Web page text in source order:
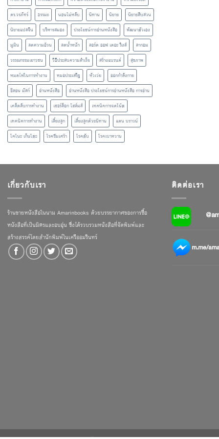
ดร.วรภัทร์
ธรรมะ นอนไม่หลับ นิทาน นิยาย
นิยายสืบสวน
นิยายแปลจีน
บริหารสมอง ประโยชน์การอ่านหนังสือ
พัฒนาตัวเอง
มูมิน
ลดความอ้วน ลดน้ำหนัก ลอร์ด ออฟ เดอะ ริงส์
ลากอม
วรรณกรรมเยาวชน
วิธีประสบความสำเร็จ สร้างแบรนด์
สุขภาพ
หมดไฟในการทำงาน
หมอประเสริฐ หัวเว่ย
ออกกำลังกาย
อีลอน มัสก์
อ่านหนังสือ
อ่านหนังสือ ประโยชน์การอ่านหนังสือ การอ่าน
เคล็ดลับการทำงาน
เชอร์ล็อก โฮล์มส์
เทคนิคการจดโน้ต
เทคนิคการทำงาน
เลี้ยงลูก เลี้ยงลูกด้วยนิทาน
แดน บราวน์
โคโนะ เก็นโตะ
โรคซึมเศร้า โรคตับ โรคเบาหวาน
เกี่ยวกับเรา
ร้านขายหนังสือในนาม Amarinbooks ด้วยบรรยากาศของการซื้อ
หนังสือที่เป็นมิตรและอบอุ่น ซึ่งได้รวบรวมหนังสือที่จัดพิมพ์และ
สร้างสรรค์โดยสำนักพิมพ์ในเครืออมรินทร์
ติดต่อเรา
m.me/